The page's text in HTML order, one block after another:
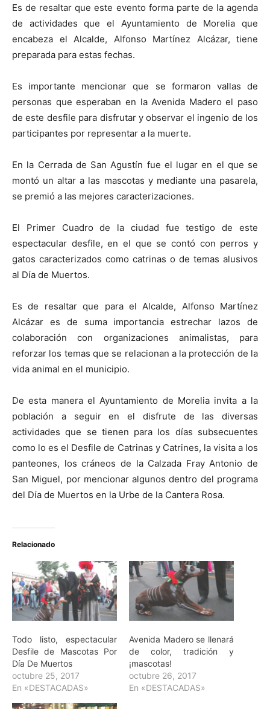
Es de resaltar que este evento forma parte de la agenda
de actividades que el Ayuntamiento de Morelia que
encabeza el Alcalde, Alfonso Martínez Alcázar, tiene
preparada para estas fechas.
Es importante mencionar que se formaron vallas de
personas que esperaban en la Avenida Madero el paso
de este desfile para disfrutar y observar el ingenio de los
participantes por representar a la muerte.
En la Cerrada de San Agustín fue el lugar en el que se
montó un altar a las mascotas y mediante una pasarela,
se premió a las mejores caracterizaciones.
El Primer Cuadro de la ciudad fue testigo de este
espectacular desfile, en el que se contó con perros y
gatos caracterizados como catrinas o de temas alusivos
al Día de Muertos.
Es de resaltar que para el Alcalde, Alfonso Martínez
Alcázar es de suma importancia estrechar lazos de
colaboración con organizaciones animalistas, para
reforzar los temas que se relacionan a la protección de la
vida animal en el municipio.
De esta manera el Ayuntamiento de Morelia invita a la
población a seguir en el disfrute de las diversas
actividades que se tienen para los días subsecuentes
como lo es el Desfile de Catrinas y Catrines, la visita a los
panteones, los cráneos de la Calzada Fray Antonio de
San Miguel, por mencionar algunos dentro del programa
del Día de Muertos en la Urbe de la Cantera Rosa.
Relacionado
Todo listo, espectacular
Desfile de Mascotas Por
Día De Muertos
octubre 25, 2017
En «DESTACADAS»
Avenida Madero se llenará
de color, tradición y
¡mascotas!
octubre 26, 2017
En «DESTACADAS»